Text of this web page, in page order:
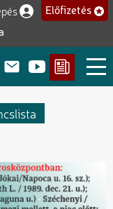
fiók
Előfizetés